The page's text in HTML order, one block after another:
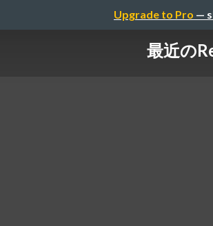
Upgrade to Pro —
最近の